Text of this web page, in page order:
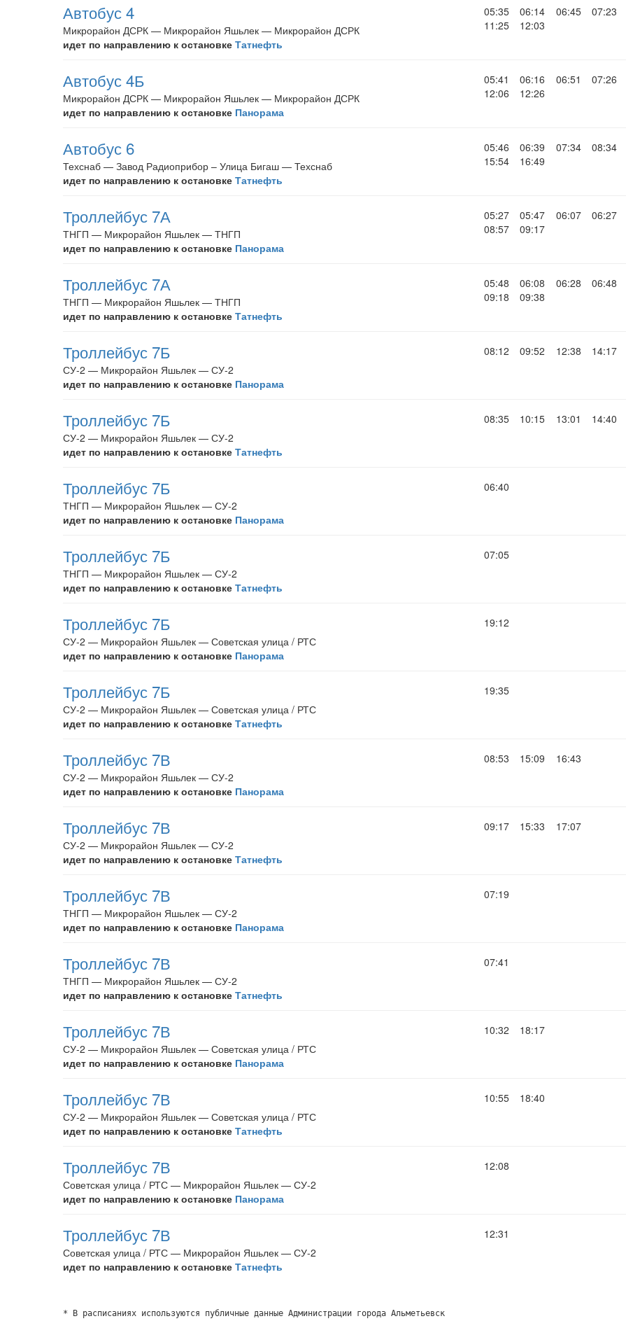
Автобус 4
Микрорайон ДСРК — Микрорайон Яшьлек — Микрорайон ДСРК
идет по направлению к остановке Татнефть
05:35 06:14 06:45 07:23
11:25
12:03
Автобус 4Б
Микрорайон ДСРК — Микрорайон Яшьлек — Микрорайон ДСРК
идет по направлению к остановке Панорама
05:41 06:16 06:51 07:26
12:06
12:26
Автобус 6
Техснаб — Завод Радиоприбор – Улица Бигаш — Техснаб
идет по направлению к остановке Татнефть
05:46 06:39 07:34 08:34
15:54
16:49
Троллейбус 7А
ТНГП — Микрорайон Яшьлек — ТНГП
идет по направлению к остановке Панорама
05:27 05:47 06:07 06:27
08:57
09:17
Троллейбус 7А
ТНГП — Микрорайон Яшьлек — ТНГП
идет по направлению к остановке Татнефть
05:48 06:08 06:28 06:48
09:18
09:38
Троллейбус 7Б
СУ-2 — Микрорайон Яшьлек — СУ-2
идет по направлению к остановке Панорама
08:12 09:52 12:38 14:17
Троллейбус 7Б
СУ-2 — Микрорайон Яшьлек — СУ-2
идет по направлению к остановке Татнефть
08:35 10:15 13:01 14:40
Троллейбус 7Б
ТНГП — Микрорайон Яшьлек — СУ-2
идет по направлению к остановке Панорама
06:40
Троллейбус 7Б
ТНГП — Микрорайон Яшьлек — СУ-2
идет по направлению к остановке Татнефть
07:05
Троллейбус 7Б
СУ-2 — Микрорайон Яшьлек — Советская улица / РТС
идет по направлению к остановке Панорама
19:12
Троллейбус 7Б
СУ-2 — Микрорайон Яшьлек — Советская улица / РТС
идет по направлению к остановке Татнефть
19:35
Троллейбус 7В
СУ-2 — Микрорайон Яшьлек — СУ-2
идет по направлению к остановке Панорама
08:53 15:09 16:43
Троллейбус 7В
СУ-2 — Микрорайон Яшьлек — СУ-2
идет по направлению к остановке Татнефть
09:17 15:33 17:07
Троллейбус 7В
ТНГП — Микрорайон Яшьлек — СУ-2
идет по направлению к остановке Панорама
07:19
Троллейбус 7В
ТНГП — Микрорайон Яшьлек — СУ-2
идет по направлению к остановке Татнефть
07:41
Троллейбус 7В
СУ-2 — Микрорайон Яшьлек — Советская улица / РТС
идет по направлению к остановке Панорама
10:32 18:17
Троллейбус 7В
СУ-2 — Микрорайон Яшьлек — Советская улица / РТС
идет по направлению к остановке Татнефть
10:55 18:40
Троллейбус 7В
Советская улица / РТС — Микрорайон Яшьлек — СУ-2
идет по направлению к остановке Панорама
12:08
Троллейбус 7В
Советская улица / РТС — Микрорайон Яшьлек — СУ-2
идет по направлению к остановке Татнефть
12:31
* В расписаниях используются публичные данные Администрации города Альметьевск